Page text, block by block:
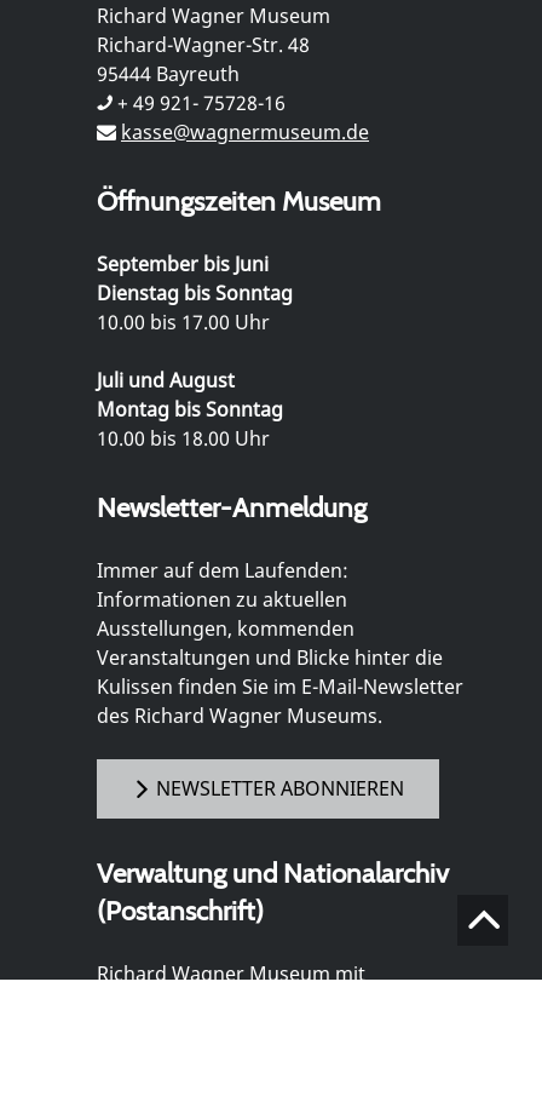
Richard Wagner Museum
Richard-Wagner-Str. 48
95444 Bayreuth
+ 49 921- 75728-16
kasse@wagnermuseum.de
Öffnungszeiten Museum
September bis Juni
Dienstag bis Sonntag
10.00 bis 17.00 Uhr
Juli und August
Montag bis Sonntag
10.00 bis 18.00 Uhr
Newsletter-Anmeldung
Immer auf dem Laufenden:
Informationen zu aktuellen
Ausstellungen, kommenden
Veranstaltungen und Blicke hinter die
Kulissen finden Sie im E-Mail-Newsletter
des Richard Wagner Museums.
NEWSLETTER ABONNIEREN
Verwaltung und Nationalarchiv
(Postanschrift)
Richard Wagner Museum mit